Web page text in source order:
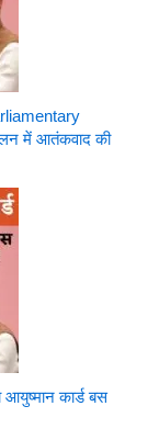
में आतंकवाद की
कार्ड बस